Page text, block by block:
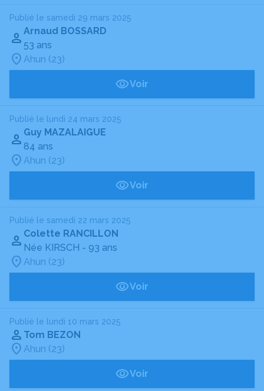
Publié le samedi 29 mars 2025
Arnaud BOSSARD
53 ans
Ahun (23)
Voir
Publié le lundi 24 mars 2025
Guy MAZALAIGUE
84 ans
Ahun (23)
Voir
Publié le samedi 22 mars 2025
Colette RANCILLON
Née KIRSCH - 93 ans
Ahun (23)
Voir
Publié le lundi 10 mars 2025
Tom BEZON
Ahun (23)
Voir